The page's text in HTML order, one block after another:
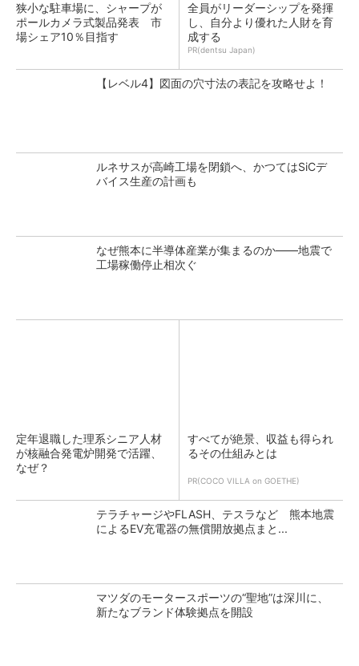
狭小な駐車場に、シャープが
ポールカメラ式製品発表 市
場シェア10％目指す
全員がリーダーシップを発揮
し、自分より優れた人財を育
成する
PR(dentsu Japan)
【レベル4】図面の穴寸法の表記を攻略せよ！
ルネサスが高崎工場を閉鎖へ、かつてはSiCデ
バイス生産の計画も
なぜ熊本に半導体産業が集まるのか――地震で
工場稼働停止相次ぐ
定年退職した理系シニア人材
が核融合発電炉開発で活躍、
なぜ？
すべてが絶景、収益も得られ
るその仕組みとは
PR(COCO VILLA on GOETHE)
テラチャージやFLASH、テスラなど 熊本地震
によるEV充電器の無償開放拠点まと...
マツダのモータースポーツの“聖地”は深川に、
新たなブランド体験拠点を開設